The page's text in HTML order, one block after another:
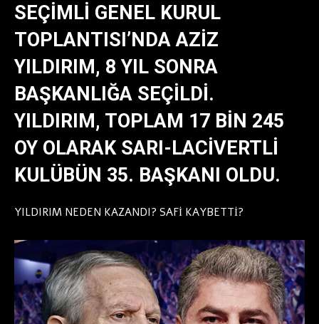
SEÇIMLI GENEL KURUL
TOPLANTISI’NDA AZIZ
YILDIRIM, 8 YIL SONRA
BAŞKANLIĞA SEÇILDI.
YILDIRIM, TOPLAM 17 BIN 245
OY OLARAK SARI-LACIVERTLI
KULÜBÜN 35. BAŞKANI OLDU.
YILDIRIM NEDEN KAZANDI? SAFİ KAYBETTİ?